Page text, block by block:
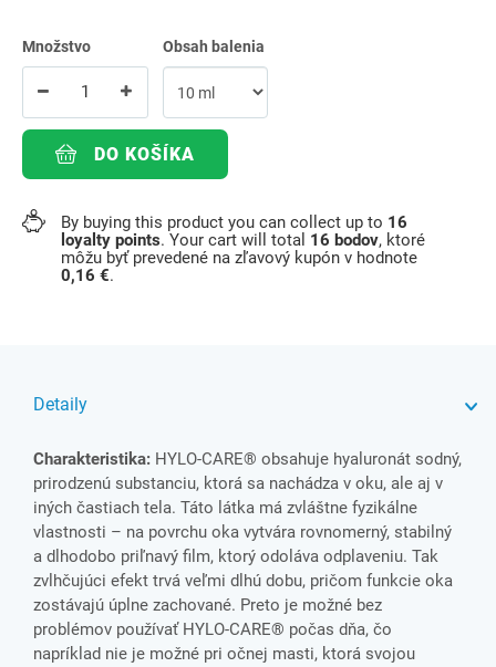
Množstvo Obsah balenia
DO KOŠÍKA
By buying this product you can collect up to 16
loyalty points. Your cart will total 16 bodov, ktoré
môžu byť prevedené na zľavový kupón v hodnote
0,16 €.
Detaily
Charakteristika: HYLO-CARE® obsahuje hyaluronát sodný,
prirodzenú substanciu, ktorá sa nachádza v oku, ale aj v
iných častiach tela. Táto látka má zvláštne fyzikálne
vlastnosti – na povrchu oka vytvára rovnomerný, stabilný
a dlhodobo priľnavý film, ktorý odoláva odplaveniu. Tak
zvlhčujúci efekt trvá veľmi dlhú dobu, pričom funkcie oka
zostávajú úplne zachované. Preto je možné bez
problémov používať HYLO-CARE® počas dňa, čo
napríklad nie je možné pri očnej masti, ktorá svojou